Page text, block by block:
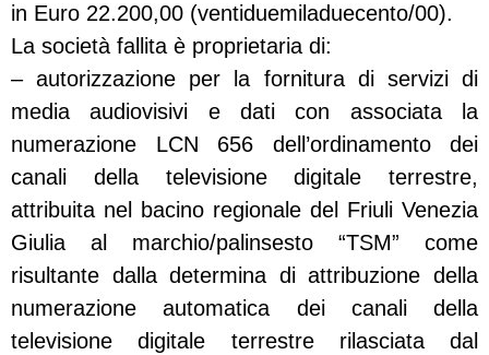
in Euro 22.200,00 (ventiduemiladuecento/00).
La società fallita è proprietaria di:
– autorizzazione per la fornitura di servizi di
media audiovisivi e dati con associata la
numerazione LCN 656 dell’ordinamento dei
canali della televisione digitale terrestre,
attribuita nel bacino regionale del Friuli Venezia
Giulia al marchio/palinsesto “TSM” come
risultante dalla determina di attribuzione della
numerazione automatica dei canali della
televisione digitale terrestre rilasciata dal